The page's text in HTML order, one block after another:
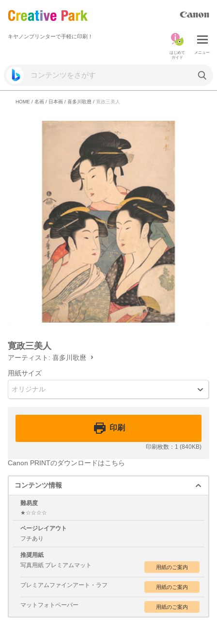
キヤノンプリンターで手軽に印刷！
メニュー
はじめて
ガイド
HOME / 名画 / 日本画 / 喜多川歌麿 / 寛政三美人
寛政三美人
アーティスト: 喜多川歌麿
用紙サイズ
オリジナル
印刷
印刷枚数：1 (840KB)
Canon PRINTのダウンロードはこちら
コンテンツ情報
難易度
★☆☆☆☆
ページレイアウト
フチあり
推奨用紙
写真用紙 プレミアムマット
プレミアムファインアート・ラフ
マットフォトペーパー